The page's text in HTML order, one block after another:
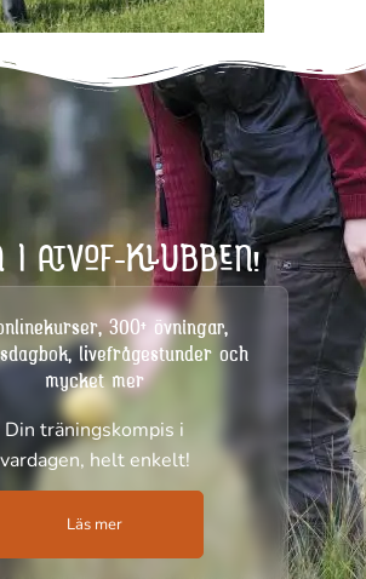
I ATVOF-KLUBBEN!
300+ övningar,
livefrågestunder och
mycket mer
Din träningskompis i
vardagen, helt enkelt!
Läs mer